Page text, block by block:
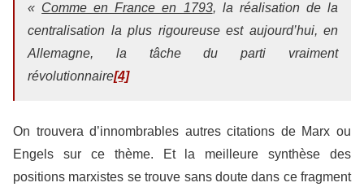
« Comme en France en 1793, la réalisation de la
centralisation la plus rigoureuse est aujourd’hui, en
Allemagne, la tâche du parti vraiment
révolutionnaire[4]
On trouvera d’innombrables autres citations de Marx ou
Engels sur ce thème. Et la meilleure synthèse des
positions marxistes se trouve sans doute dans ce fragment